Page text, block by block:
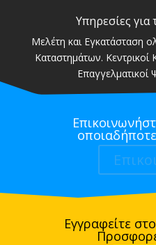
Υπηρεσίες για
Μελέτη και Εγκατάσταση
Καταστημάτων. Κεντρικοί
Επαγγελματικοί
Εγγραφείτε